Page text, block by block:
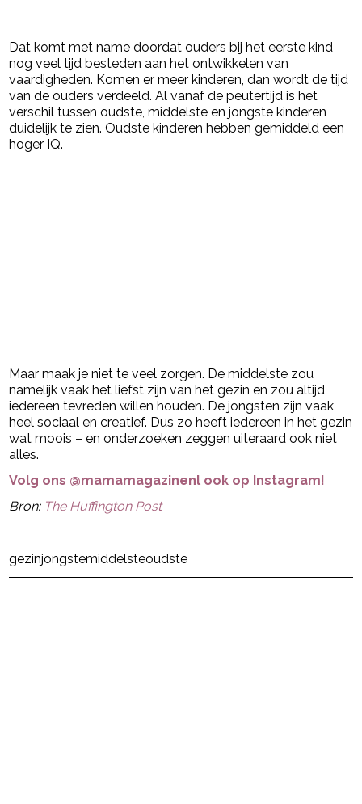
Dat komt met name doordat ouders bij het eerste kind
nog veel tijd besteden aan het ontwikkelen van
vaardigheden. Komen er meer kinderen, dan wordt de tijd
van de ouders verdeeld. Al vanaf de peutertijd is het
verschil tussen oudste, middelste en jongste kinderen
duidelijk te zien. Oudste kinderen hebben gemiddeld een
hoger IQ.
Maar maak je niet te veel zorgen. De middelste zou
namelijk vaak het liefst zijn van het gezin en zou altijd
iedereen tevreden willen houden. De jongsten zijn vaak
heel sociaal en creatief. Dus zo heeft iedereen in het gezin
wat moois – en onderzoeken zeggen uiteraard ook niet
alles.
Volg ons @mamamagazinenl ook op Instagram!
Bron: The Huffington Post
gezinjongstemiddelsteoudste